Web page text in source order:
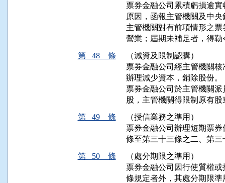
票券金融公司累積虧損逾
原因，函報主管機關及中央
主管機關對有前項情形之
營業；屆期未補足者，得勒
第 48 條
（減資及限制認購）
票券金融公司經主管機關
辦理減少資本，銷除股份。
票券金融公司於主管機關
股，主管機關得限制原有
第 49 條
（授信業務之準用）
票券金融公司辦理短期票
條至第三十三條之二、第
第 50 條
（處分期限之準用）
票券金融公司因行使質權
條規定者外，其處分期限